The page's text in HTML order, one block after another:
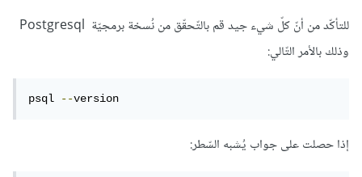
للتأكّد من أنّ كلّ شيء جيد قم بالتّحقّق من نُسخة برمجيّة Postgresql
وذلك بالأمر التّالي:
psql --version
إذا حصلت على جواب يُشبه السّطر: